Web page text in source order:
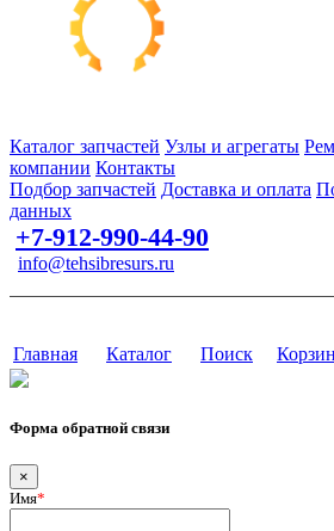
Каталог запчастей Узлы и агрегаты
компании Контакты
Подбор запчастей Доставка и оплата
данных
+7-912-990-44-90
info@tehsibresurs.ru
Главная Каталог Поиск
Форма обратной связи
×
Имя*